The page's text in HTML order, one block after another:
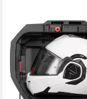
SHAD
Handgepäck-
Seitenkoffer Set
582,65 € 679,00 €
-14%
in 3-4 Werktagen bei